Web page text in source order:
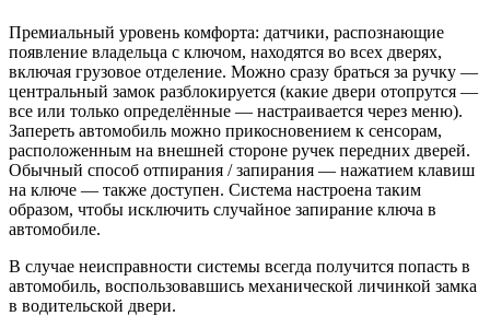
Премиальный уровень комфорта: датчики, распознающие
появление владельца с ключом, находятся во всех дверях,
включая грузовое отделение. Можно сразу браться за ручку —
центральный замок разблокируется (какие двери отопрутся —
все или только определённые — настраивается через меню).
Запереть автомобиль можно прикосновением к сенсорам,
расположенным на внешней стороне ручек передних дверей.
Обычный способ отпирания / запирания — нажатием клавиш
на ключе — также доступен. Система настроена таким
образом, чтобы исключить случайное запирание ключа в
автомобиле.
В случае неисправности системы всегда получится попасть в
автомобиль, воспользовавшись механической личинкой замка
в водительской двери.